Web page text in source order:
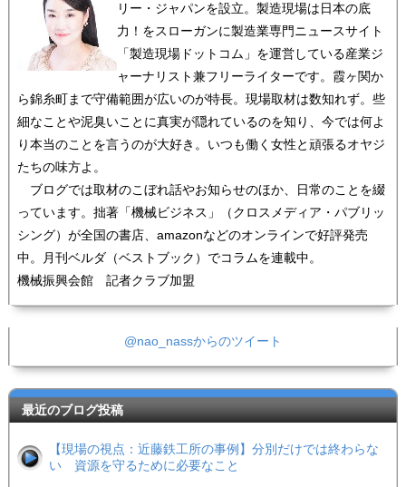
リー・ジャパンを設立。製造現場は日本の底
力！をスローガンに製造業専門ニュースサイト
「製造現場ドットコム」を運営している産業ジ
ャーナリスト兼フリーライターです。霞ヶ関か
ら錦糸町まで守備範囲が広いのが特長。現場取材は数知れず。些
細なことや泥臭いことに真実が隠れているのを知り、今では何よ
り本当のことを言うのが大好き。いつも働く女性と頑張るオヤジ
たちの味方よ。
ブログでは取材のこぼれ話やお知らせのほか、日常のことを綴
っています。拙著「機械ビジネス」（クロスメディア・パブリッ
シング）が全国の書店、amazonなどのオンラインで好評発売
中。月刊ベルダ（ベストブック）でコラムを連載中。
機械振興会館 記者クラブ加盟
@nao_nassからのツイート
最近のブログ投稿
【現場の視点：近藤鉄工所の事例】分別だけでは終わらな
い 資源を守るために必要なこと